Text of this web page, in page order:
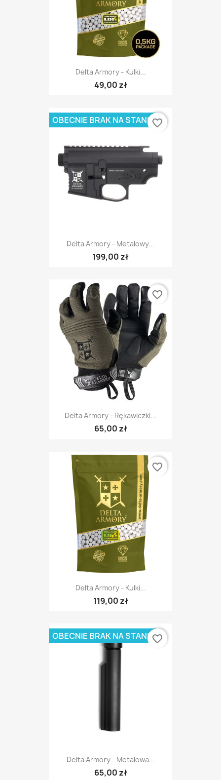
Delta Armory - Kulki...
49,00 zł
Delta Armory - Metalowy...
199,00 zł
OBECNIE BRAK NA STANIEfavorite_border
Delta Armory - Rękawiczki...
65,00 zł
favorite_border
Delta Armory - Kulki...
119,00 zł
favorite_border
Delta Armory - Metalowa...
65,00 zł
OBECNIE BRAK NA STANIEfavorite_border